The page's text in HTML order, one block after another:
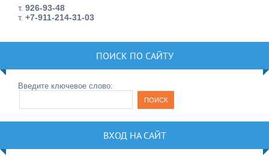
т. 926-93-48
т. +7-911-214-31-03
ПОИСК ПО САЙТУ
Введите ключевое слово:
ВХОД НА САЙТ